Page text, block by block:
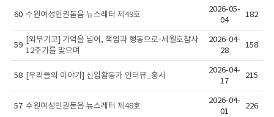
60 수원여성인권돋음 뉴스레터 제49호
2026-05-
04
182
59
[외부기고] 기억을 넘어, 책임과 행동으로-세월호참사
12주기를 맞으며
2026-04-
28
158
58 [우리들의 이야기] 신입활동가 인터뷰_홍시
2026-04-
17
215
57 수원여성인권돋음 뉴스레터 제48호
2026-04-
01
226